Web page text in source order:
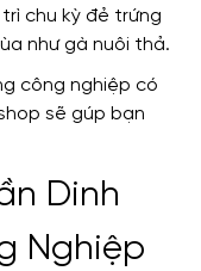
chu kỳ đẻ trứng
như gà nuôi thả.
Dinh
Nghiệp